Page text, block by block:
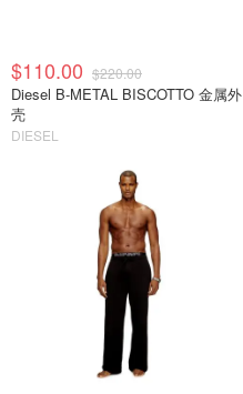
$110.00 $220.00
Diesel B-METAL BISCOTTO 金属外
壳
DIESEL